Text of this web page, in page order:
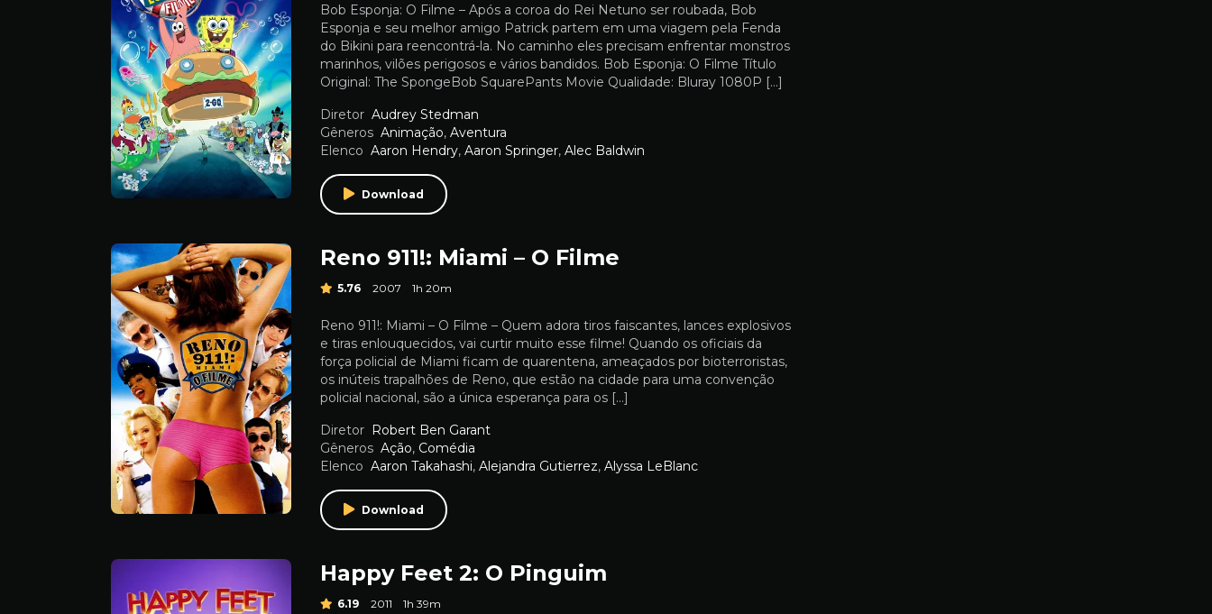
Bob Esponja: O Filme – Após a coroa do Rei Netuno ser roubada, Bob
Esponja e seu melhor amigo Patrick partem em uma viagem pela Fenda
do Bikini para reencontrá-la. No caminho eles precisam enfrentar monstros
marinhos, vilões perigosos e vários bandidos. Bob Esponja: O Filme Título
Original: The SpongeBob SquarePants Movie Qualidade: Bluray 1080P […]
Diretor Audrey Stedman
Gêneros Animação, Aventura
Elenco Aaron Hendry, Aaron Springer, Alec Baldwin
Download
Reno 911!: Miami – O Filme
5.76 2007 1h 20m
Reno 911!: Miami – O Filme – Quem adora tiros faiscantes, lances explosivos
e tiras enlouquecidos, vai curtir muito esse filme! Quando os oficiais da
força policial de Miami ficam de quarentena, ameaçados por bioterroristas,
os inúteis trapalhões de Reno, que estão na cidade para uma convenção
policial nacional, são a única esperança para os […]
Diretor Robert Ben Garant
Gêneros Ação, Comédia
Elenco Aaron Takahashi, Alejandra Gutierrez, Alyssa LeBlanc
Download
Happy Feet 2: O Pinguim
6.19 2011 1h 39m